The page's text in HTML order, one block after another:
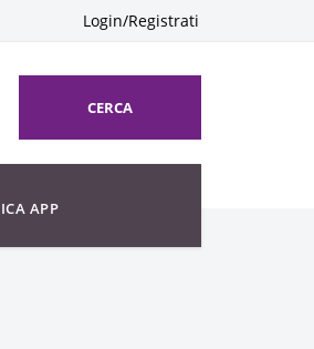
Login/Registrati
CERCA
APP